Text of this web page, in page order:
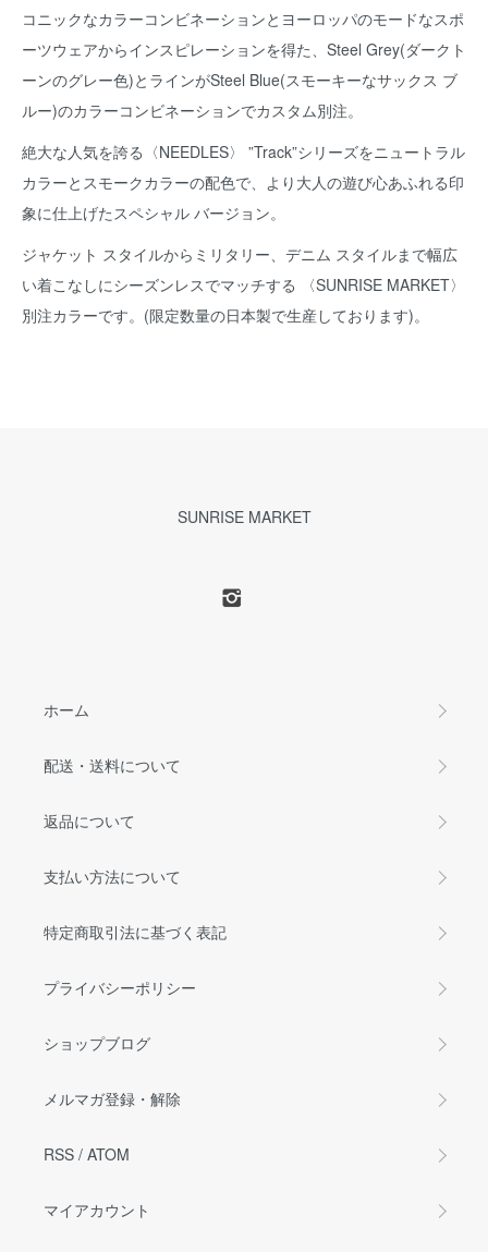
コニックなカラーコンビネーションとヨーロッパのモードなスポ
ーツウェアからインスピレーションを得た、Steel Grey(ダークト
ーンのグレー色)とラインがSteel Blue(スモーキーなサックス ブ
ルー)のカラーコンビネーションでカスタム別注。
絶大な人気を誇る〈NEEDLES〉 ”Track”シリーズをニュートラル
カラーとスモークカラーの配色で、より大人の遊び心あふれる印
象に仕上げたスペシャル バージョン。
ジャケット スタイルからミリタリー、デニム スタイルまで幅広
い着こなしにシーズンレスでマッチする 〈SUNRISE MARKET〉
別注カラーです。(限定数量の日本製で生産しております)。
SUNRISE MARKET
ホーム
配送・送料について
返品について
支払い方法について
特定商取引法に基づく表記
プライバシーポリシー
ショップブログ
メルマガ登録・解除
RSS / ATOM
マイアカウント